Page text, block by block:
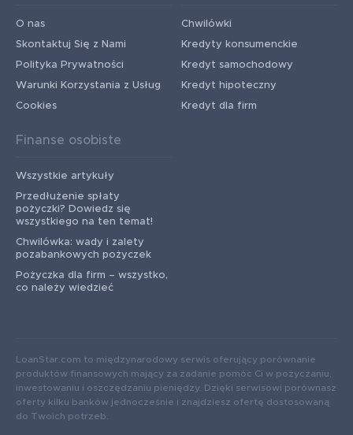
O nas
Skontaktuj Się z Nami
Polityka Prywatności
Warunki Korzystania z Usług
Cookies
Chwilówki
Kredyty konsumenckie
Kredyt samochodowy
Kredyt hipoteczny
Kredyt dla firm
Finanse osobiste
Wszystkie artykuły
Przedłużenie spłaty
pożyczki? Dowiedz się
wszystkiego na ten temat!
Chwilówka: wady i zalety
pozabankowych pożyczek
Pożyczka dla firm – wszystko,
co należy wiedzieć
LoanStar.com to międzynarodowy serwis oferujący porównanie
produktów finansowych mający za zadanie pomóc Ci w pożyczaniu,
inwestowaniu i oszczędzaniu pieniędzy. Dzięki serwisowi porównasz
oferty kilku banków jednocześnie i znajdziesz ofertę dostosowaną
do Twoich potrzeb.